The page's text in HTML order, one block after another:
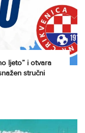
ljeto” i otvara
stručni